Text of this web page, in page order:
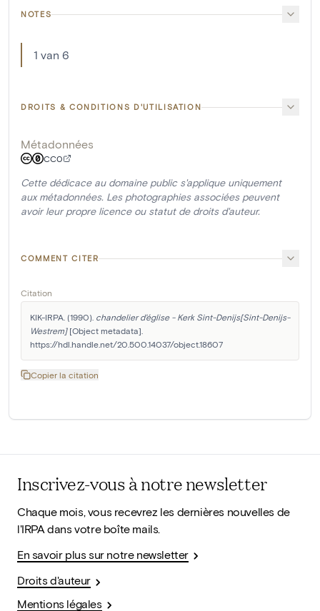
NOTES
1 van 6
DROITS & CONDITIONS D'UTILISATION
Métadonnées
CC0
Cette dédicace au domaine public s'applique uniquement
aux métadonnées. Les photographies associées peuvent
avoir leur propre licence ou statut de droits d'auteur.
COMMENT CITER
Citation
KIK-IRPA. (1990). chandelier d'église - Kerk Sint-Denijs[Sint-Denijs-
Westrem] [Object metadata].
https://hdl.handle.net/20.500.14037/object.18607
Copier la citation
Inscrivez-vous à notre newsletter
Chaque mois, vous recevrez les dernières nouvelles de
l'IRPA dans votre boîte mails.
En savoir plus sur notre newsletter
Droits d'auteur
Mentions légales